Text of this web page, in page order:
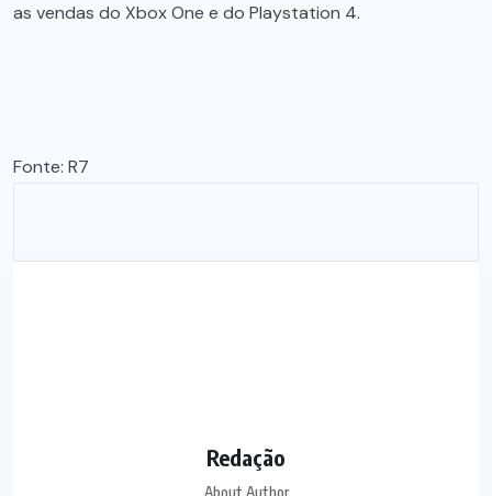
as vendas do Xbox One e do Playstation 4.
Fonte: R7
Redação